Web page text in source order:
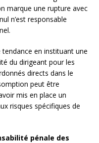
marque une rupture avec
n’est responsable
en instituant une
du dirigeant pour les
directs dans le
peut être
mis en place un
risques spécifiques de
pénale des